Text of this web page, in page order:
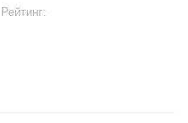
Рейтинг: